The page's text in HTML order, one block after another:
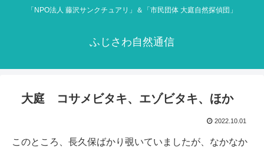
「NPO法人 藤沢サンクチュアリ」＆「市民団体 大庭自然探偵団」
ふじさわ自然通信
大庭 コサメビタキ、エゾビタキ、ほか
2022.10.01
このところ、長久保ばかり覗いていましたが、なかなか